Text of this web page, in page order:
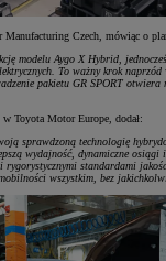
Czech, mówiąc o
modelu Aygo X Hybrid,
To ważny krok
pakietu GR SPORT
Toyota Motor Europe, dodał:
sprawdzoną technologię
wydajność, dynamiczne osiągi
rygorystycznymi standardami
wszystkim, bez